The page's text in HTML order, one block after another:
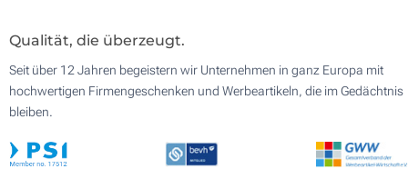
Qualität, die überzeugt.
Seit über 12 Jahren begeistern wir Unternehmen in ganz Europa mit
hochwertigen Firmengeschenken und Werbeartikeln, die im Gedächtnis
bleiben.